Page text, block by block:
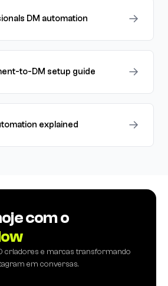
DM automation →
to-DM setup guide →
explained →
com o
criadores e marcas transformando
em conversas.